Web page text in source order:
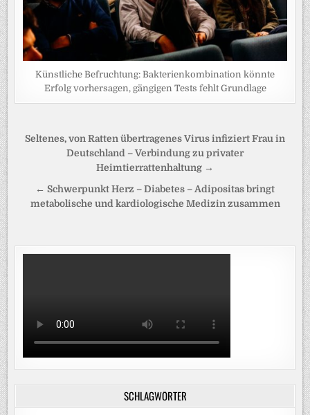
Künstliche Befruchtung: Bakterienkombination könnte
Erfolg vorhersagen, gängigen Tests fehlt Grundlage
Beitragsnavigation
Seltenes, von Ratten übertragenes Virus infiziert Frau in
Deutschland – Verbindung zu privater
Heimtierrattenhaltung →
← Schwerpunkt Herz – Diabetes – Adipositas bringt
metabolische und kardiologische Medizin zusammen
SCHLAGWÖRTER